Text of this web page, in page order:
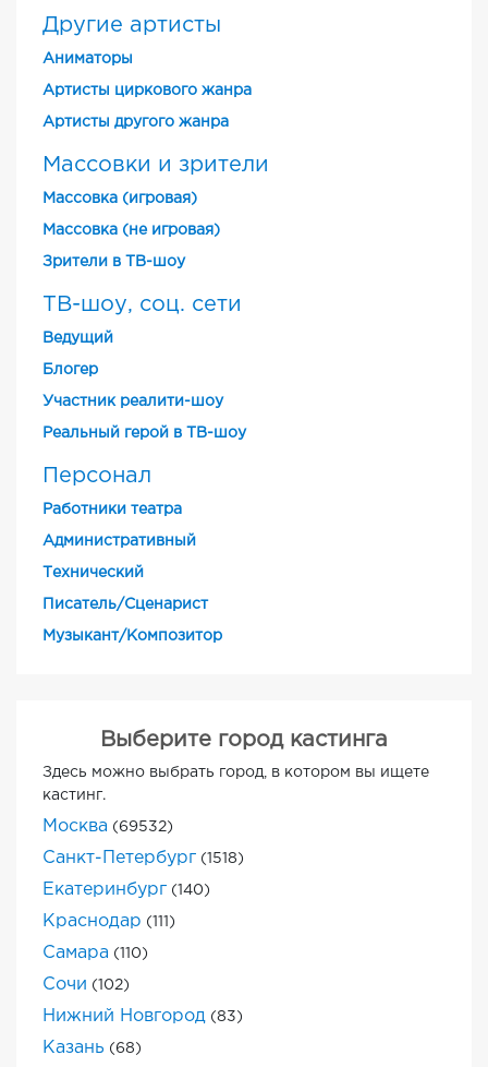
Другие артисты
Аниматоры
Артисты циркового жанра
Артисты другого жанра
Массовки и зрители
Массовка (игровая)
Массовка (не игровая)
Зрители в ТВ-шоу
ТВ-шоу, соц. сети
Ведущий
Блогер
Участник реалити-шоу
Реальный герой в ТВ-шоу
Персонал
Работники театра
Административный
Технический
Писатель/Сценарист
Музыкант/Композитор
Выберите город кастинга
Здесь можно выбрать город, в котором вы ищете
кастинг.
Москва (69532)
Санкт-Петербург (1518)
Екатеринбург (140)
Краснодар (111)
Самара (110)
Сочи (102)
Нижний Новгород (83)
Казань (68)